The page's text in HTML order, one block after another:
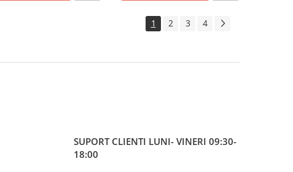
1 2 3 4
SUPORT CLIENTI LUNI- VINERI 09:30-
18:00